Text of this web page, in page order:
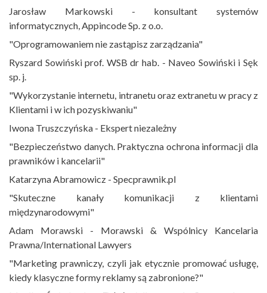
Jarosław Markowski - konsultant systemów
informatycznych, Appincode Sp. z o.o.
"Oprogramowaniem nie zastąpisz zarządzania"
Ryszard Sowiński prof. WSB dr hab. - Naveo Sowiński i Sęk
sp. j.
"Wykorzystanie internetu, intranetu oraz extranetu w pracy z
Klientami i w ich pozyskiwaniu"
Iwona Truszczyńska - Ekspert niezależny
"Bezpieczeństwo danych. Praktyczna ochrona informacji dla
prawników i kancelarii"
Katarzyna Abramowicz - Specprawnik.pl
"Skuteczne kanały komunikacji z klientami
międzynarodowymi"
Adam Morawski - Morawski & Wspólnicy Kancelaria
Prawna/International Lawyers
"Marketing prawniczy, czyli jak etycznie promować usługę,
kiedy klasyczne formy reklamy są zabronione?"